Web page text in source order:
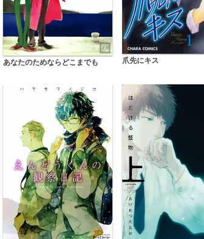
あなたのためならどこまでも 爪先にキス